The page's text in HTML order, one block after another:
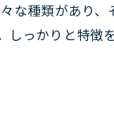
な種類があり
っかりと特徴